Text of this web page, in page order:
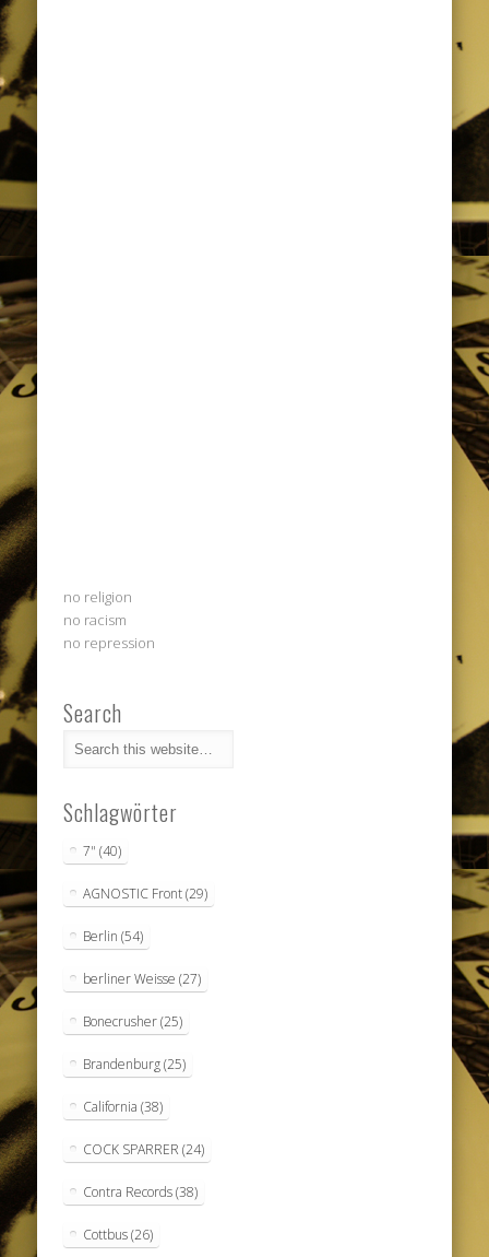
no religion
no racism
no repression
Search
Schlagwörter
7" (40)
AGNOSTIC Front(29)
Berlin (54)
berliner Weisse (27)
Bonecrusher(25)
Brandenburg(25)
California (38)
COCK SPARRER (24)
Contra Records(38)
Cottbus(26)